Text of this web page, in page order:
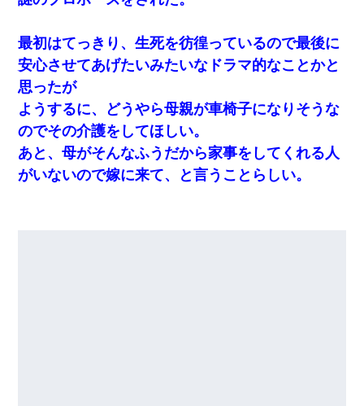
最初はてっきり、生死を彷徨っているので最後に
安心させてあげたいみたいなドラマ的なことかと
思ったが
ようするに、どうやら母親が車椅子になりそうな
のでその介護をしてほしい。
あと、母がそんなふうだから家事をしてくれる人
がいないので嫁に来て、と言うことらしい。